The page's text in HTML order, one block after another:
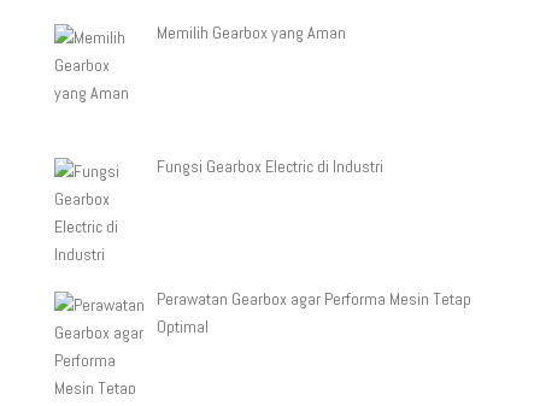
Memilih Gearbox yang Aman
Fungsi Gearbox Electric di Industri
Perawatan Gearbox agar Performa Mesin Tetap
Optimal